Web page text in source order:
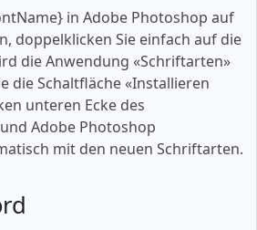
in Adobe Photoshop auf
doppelklicken Sie einfach auf die
die Anwendung «‎Schriftarten»
die Schaltfläche «‎Installieren
unteren Ecke des
Adobe Photoshop
mit den neuen Schriftarten.